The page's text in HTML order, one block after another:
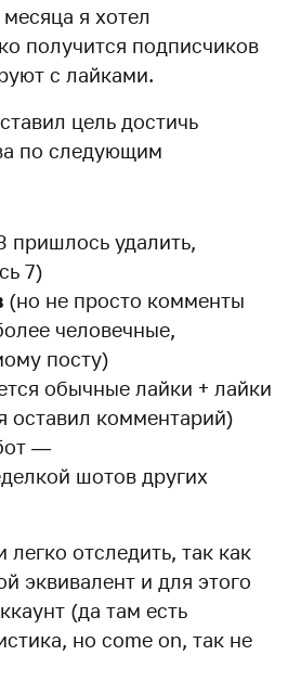
я хотел
получится подписчиков
с лайками.
цель достичь
по следующим
пришлось удалить,
7)
(но не просто комменты
человечные,
посту)
обычные лайки + лайки
оставил комментарий)
—
шотов других
легко отследить, так как
эквивалент и для этого
(да там есть
но come on, так не